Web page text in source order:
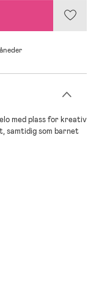
med plass for kreativ
samtidig som barnet